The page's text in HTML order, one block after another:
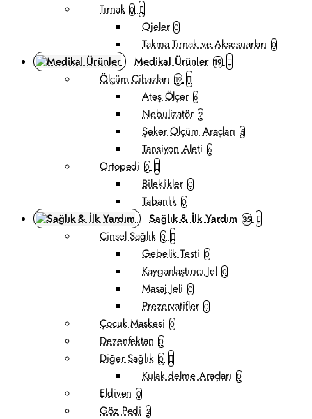
Tırnak 0
Ojeler 0
Takma Tırnak ve Aksesuarları 0
Medikal Ürünler 19
Ölçüm Cihazları 19
Ateş Ölçer 6
Nebulizatör 2
Şeker Ölçüm Araçları 5
Tansiyon Aleti 6
Ortopedi 0
Bileklikler 0
Tabanlık 0
Sağlık & İlk Yardım 35
Cinsel Sağlık 0
Gebelik Testi 0
Kayganlaştırıcı Jel 0
Masaj Jeli 0
Prezervatifler 0
Çocuk Maskesi 0
Dezenfektan 0
Diğer Sağlık 0
Kulak delme Araçları 0
Eldiven 0
Göz Pedi 2